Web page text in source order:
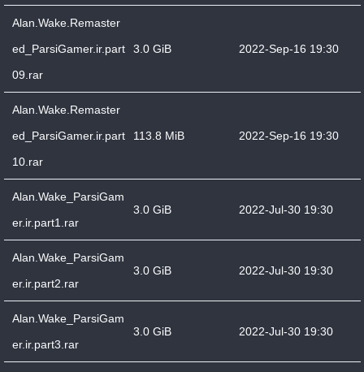
Alan.Wake.Remaster
ed_ParsiGamer.ir.part
09.rar
3.0 GiB 2022-Sep-16 19:30
Alan.Wake.Remaster
ed_ParsiGamer.ir.part
10.rar
113.8 MiB 2022-Sep-16 19:30
Alan.Wake_ParsiGam
er.ir.part1.rar
3.0 GiB 2022-Jul-30 19:30
Alan.Wake_ParsiGam
er.ir.part2.rar
3.0 GiB 2022-Jul-30 19:30
Alan.Wake_ParsiGam
er.ir.part3.rar
3.0 GiB 2022-Jul-30 19:30